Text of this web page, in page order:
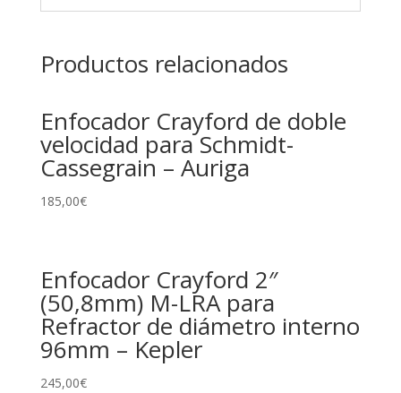
Productos relacionados
Enfocador Crayford de doble
velocidad para Schmidt-
Cassegrain – Auriga
185,00€
Enfocador Crayford 2″
(50,8mm) M-LRA para
Refractor de diámetro interno
96mm – Kepler
245,00€